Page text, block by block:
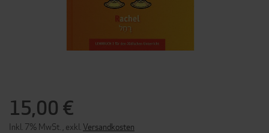
15,00 €
Inkl. 7% MwSt. exkl. Versandkosten